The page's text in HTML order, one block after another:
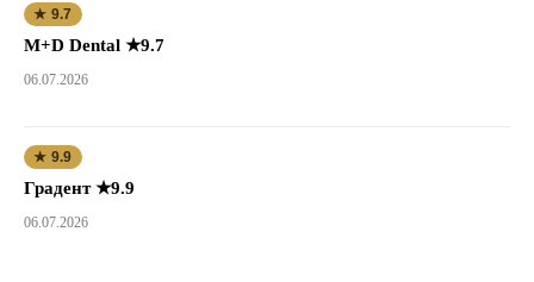
★ 9.7
M+D Dental ★9.7
06.07.2026
★ 9.9
Градент ★9.9
06.07.2026